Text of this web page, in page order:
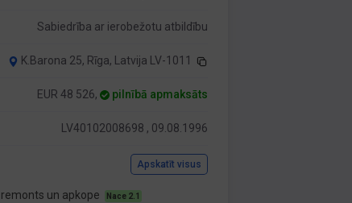
Sabiedrība ar ierobežotu atbildību
K.Barona 25, Rīga, Latvija LV-1011
EUR 48 526, pilnībā apmaksāts
LV40102008698 , 09.08.1996
Apskatīt visus
un apkope Nace 2.1